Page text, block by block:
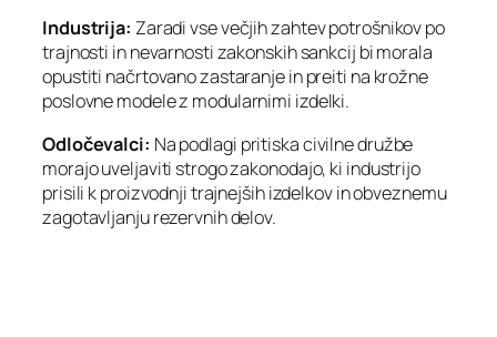
Industrija: Zaradi vse večjih zahtev potrošnikov po
trajnosti in nevarnosti zakonskih sankcij bi morala
opustiti načrtovano zastaranje in preiti na krožne
poslovne modele z modularnimi izdelki.
Odločevalci: Na podlagi pritiska civilne družbe
morajo uveljaviti strogo zakonodajo, ki industrijo
prisili k proizvodnji trajnejših izdelkov in obveznemu
zagotavljanju rezervnih delov.